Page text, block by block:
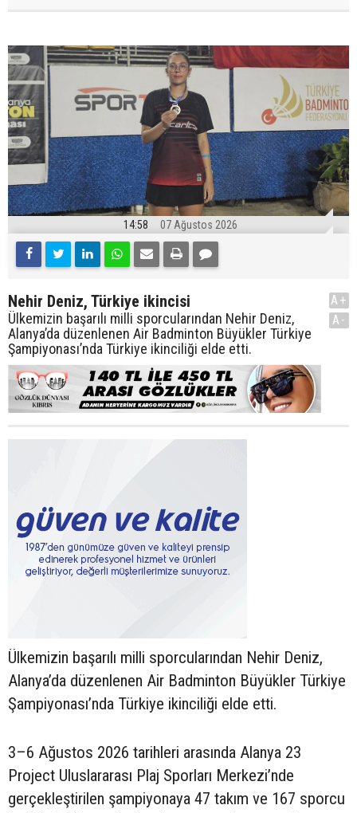
14:58 07 Ağustos 2026
Nehir Deniz, Türkiye ikincisi
Ülkemizin başarılı milli sporcularından Nehir Deniz,
Alanya’da düzenlenen Air Badminton Büyükler Türkiye
Şampiyonası’nda Türkiye ikinciliği elde etti.
A+
A-
Ülkemizin başarılı milli sporcularından Nehir Deniz,
Alanya’da düzenlenen Air Badminton Büyükler Türkiye
Şampiyonası’nda Türkiye ikinciliği elde etti.
3–6 Ağustos 2026 tarihleri arasında Alanya 23
Project Uluslararası Plaj Sporları Merkezi’nde
gerçekleştirilen şampiyonaya 47 takım ve 167 sporcu